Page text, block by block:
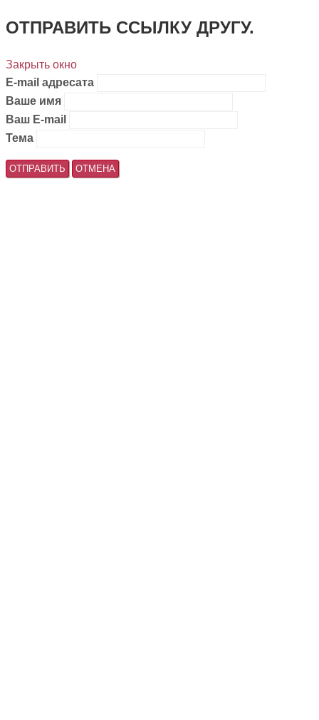
ОТПРАВИТЬ ССЫЛКУ ДРУГУ.
Закрыть окно
E-mail адресата
Ваше имя
Ваш E-mail
Тема
ОТПРАВИТЬ ОТМЕНА